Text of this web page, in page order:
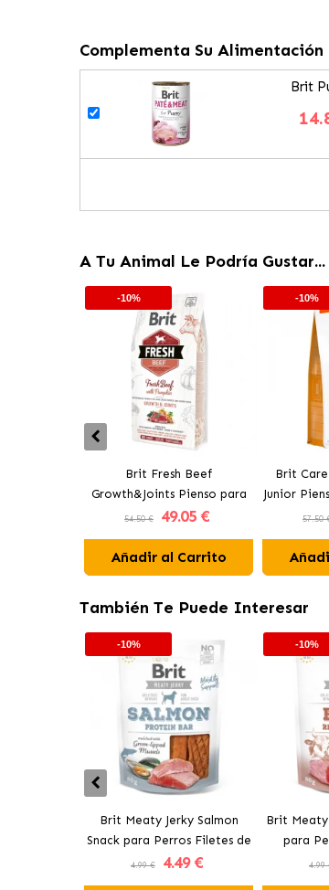
Complementa Su Alimentación
Brit
A Tu Animal Le Podría Gustar...
-10%
Brit Fresh Beef
Growth&Joints Pienso para
Cachorros de Razas Grandes
54.50 € 49.05 €
Añadir al Carrito
-10%
Brit
Junior
de57.50
También Te Puede Interesar
-10%
Brit Meaty Jerky Salmon
Snack para Perros Filetes de
Salmón
4.99 € 4.49 €
-10%
Brit Meaty
para
4.99